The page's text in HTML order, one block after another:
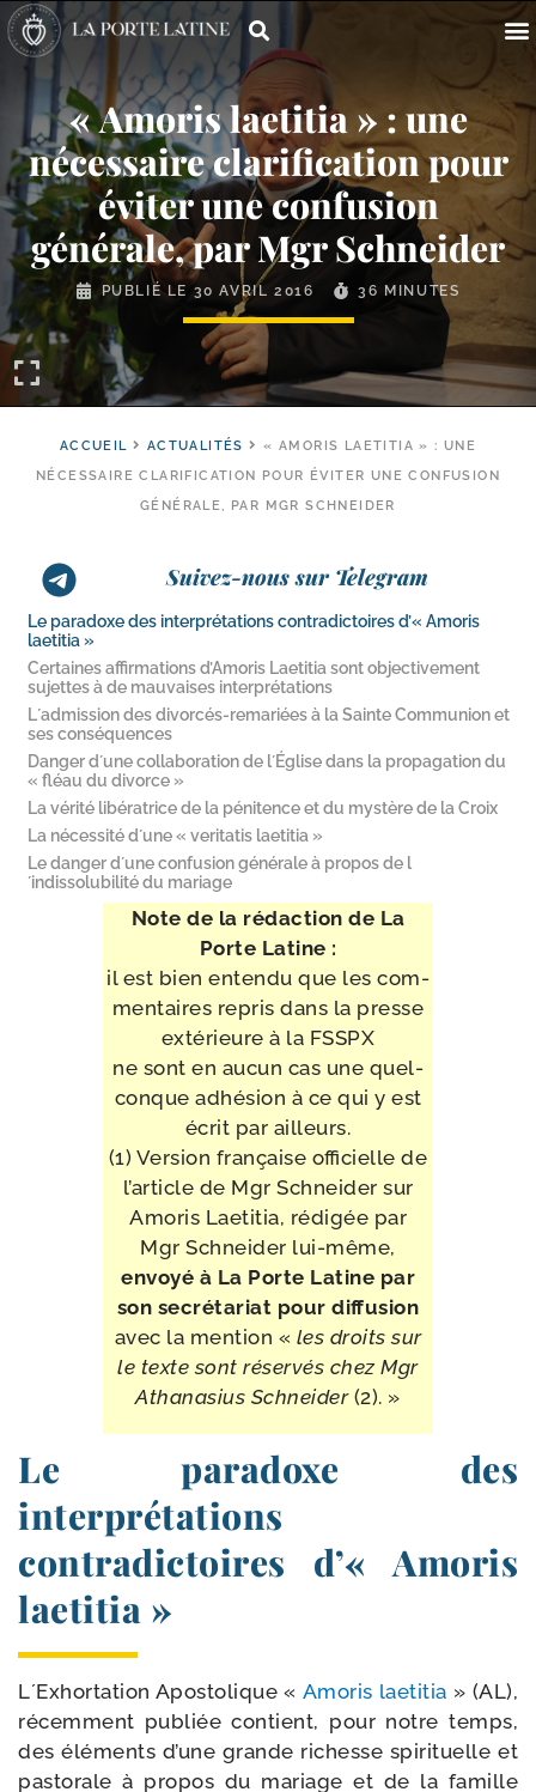
« Amoris laetitia » : une
nécessaire clarification pour
éviter une confusion
générale, par Mgr Schneider
PUBLIÉ LE 30 AVRIL 2016 36 MINUTES
ACCUEIL ACTUALITÉS
« AMORIS LAETITIA » : UNE
NÉCESSAIRE CLARIFICATION POUR ÉVITER UNE CONFUSION
GÉNÉRALE, PAR MGR SCHNEIDER
Suivez-nous sur Telegram
Le paradoxe des interprétations contradictoires d’« Amoris
laetitia »
Certaines affirmations d’Amoris Laetitia sont objectivement
sujettes à de mauvaises interprétations
L´admission des divorcés-​remariées à la Sainte Communion et
ses conséquences
Danger d´une collaboration de l´Église dans la propagation du
« fléau du divorce »
La vérité libératrice de la pénitence et du mystère de la Croix
La nécessité d´une « veritatis laetitia »
Le danger d´une confusion générale à propos de l
´indissolubilité du mariage
Note de la rédac­tion de La
Porte Latine :
il est bien enten­du que les com­
men­taires repris dans la presse
exté­rieure à la FSSPX
ne sont en aucun cas une quel­
conque adhé­sion à ce qui y est
écrit par ailleurs.
(1) Version fran­çaise offi­cielle de
l’ar­ticle de Mgr Schneider sur
Amoris Laetitia, rédi­gée par
Mgr Schneider lui-​même,
envoyé à La Porte Latine par
son secré­ta­riat pour diffusion
avec la men­tion « les droits sur
le texte sont réser­vés chez Mgr
Athanasius Schneider(2). »
Le paradoxe des
interprétations
contradictoires d’« Amoris
laetitia »
L´Exhortation Apostolique « Amoris lae­ti­tia » (AL),
récem­ment publiée contient, pour notre temps,
des élé­ments d’une grande richesse spi­ri­tuelle et
pas­to­rale à pro­pos du mariage et de la famille